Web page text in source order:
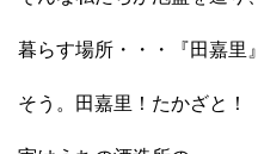
暮らす場所 ・・・『田嘉里』
そう。田嘉里！たかざと！